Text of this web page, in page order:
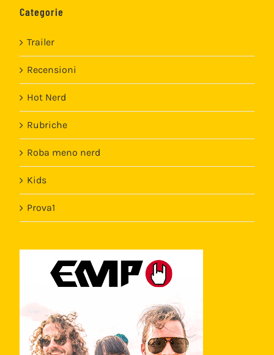
Categorie
Trailer
Recensioni
Hot Nerd
Rubriche
Roba meno nerd
Kids
Prova1